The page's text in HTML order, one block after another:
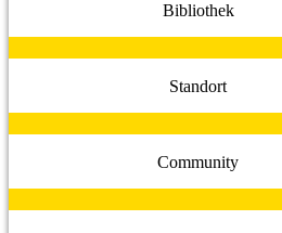
Bibliothek
Standort
Community